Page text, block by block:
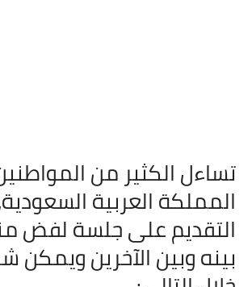
تساءل الكثير من
المملكة العربية
التقديم على جلسة لفض
بينه وبين الآخرين ويمكن